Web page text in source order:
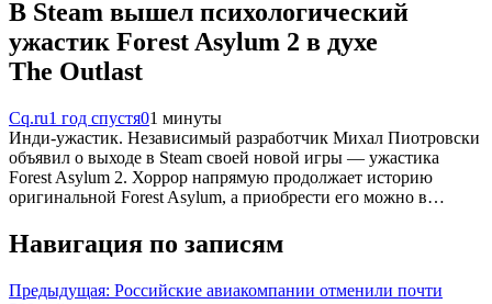
В Steam вышел психологический
ужастик Forest Asylum 2 в духе
The Outlast
Cq.ru1 год спустя01 минуты
Инди-ужастик. Независимый разработчик Михал Пиотровски
объявил о выходе в Steam своей новой игры — ужастика
Forest Asylum 2. Хоррор напрямую продолжает историю
оригинальной Forest Asylum, а приобрести его можно в…
Навигация по записям
Предыдущая: Российские авиакомпании отменили почти